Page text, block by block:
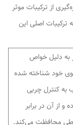
از ترکیبات موثر
اصلی این
به دلیل خواص
خود شناخته شده
به کنترل چربی
از آن در برابر
محافظت می‌کند.